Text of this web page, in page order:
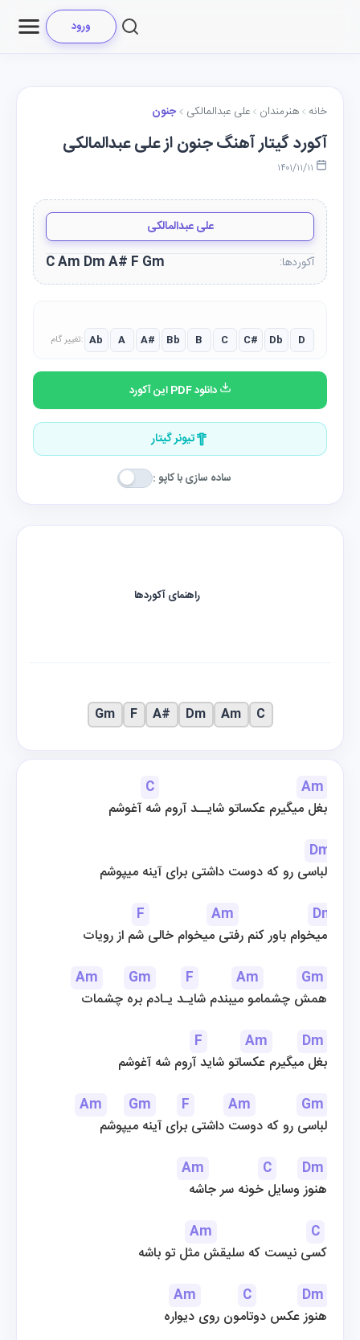
ورود
خانه هنرمندان علی عبدالمالکی جنون
آکورد گیتار آهنگ جنون از علی عبدالمالکی
علی عبدالمالکی
آکوردها:
C Am Dm A# F Gm
تغییر گام: Ab A A# Bb B C C# Db D
دانلود PDF این آکورد
تیونر گیتار
ساده سازی با کاپو :
C
Am
بغل میگیرم عکساتو شایــد آروم شه آغوشم
Dm
لباسی رو که دوست داشتی برای آینه میپوشم
F
Am
Dm
میخوام باور کنم رفتی میخوام خالی شم از رویات
Am
Gm F Am
Gm
همش چشمامو میبندم شایـد یـادم بره چشمات
F
Am
Dm
بغل میگیرم عکساتو شاید آروم شه آغوشم
Am
Gm F Am
Gm
لباسی رو که دوست داشتی برای آینه میپوشم
Am
C
Dm
هنوز وسایل خونه سر جاشه
Am
C
کسی نیست که سلیقش مثل تو باشه
Am
C
Dm
هنوز عکس دوتامون روی دیواره
راهنمای آکوردها
C
Am
Dm
A#
F
Gm